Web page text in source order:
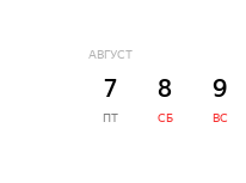
АВГУСТ
7
ПТ
8
СБ
9
ВС